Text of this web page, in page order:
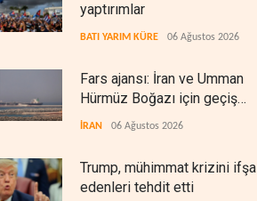
yaptırımlar
BATI YARIM KÜRE 06 Ağustos 2026
Fars ajansı: İran ve Umman
Hürmüz Boğazı için geçiş
koridorlarında anlaştı
İRAN 06 Ağustos 2026
Trump, mühimmat krizini ifşa
edenleri tehdit etti